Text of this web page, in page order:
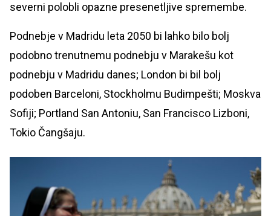
severni polobli opazne presenetljive spremembe.
Podnebje v Madridu leta 2050 bi lahko bilo bolj
podobno trenutnemu podnebju v Marakešu kot
podnebju v Madridu danes; London bi bil bolj
podoben Barceloni, Stockholmu Budimpešti; Moskva
Sofiji; Portland San Antoniu, San Francisco Lizboni,
Tokio Čangšaju.